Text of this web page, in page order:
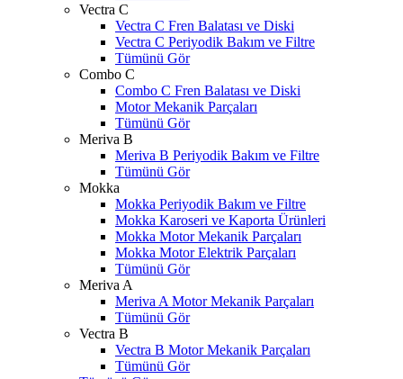
Vectra C
Vectra C Fren Balatası ve Diski
Vectra C Periyodik Bakım ve Filtre
Tümünü Gör
Combo C
Combo C Fren Balatası ve Diski
Motor Mekanik Parçaları
Tümünü Gör
Meriva B
Meriva B Periyodik Bakım ve Filtre
Tümünü Gör
Mokka
Mokka Periyodik Bakım ve Filtre
Mokka Karoseri ve Kaporta Ürünleri
Mokka Motor Mekanik Parçaları
Mokka Motor Elektrik Parçaları
Tümünü Gör
Meriva A
Meriva A Motor Mekanik Parçaları
Tümünü Gör
Vectra B
Vectra B Motor Mekanik Parçaları
Tümünü Gör